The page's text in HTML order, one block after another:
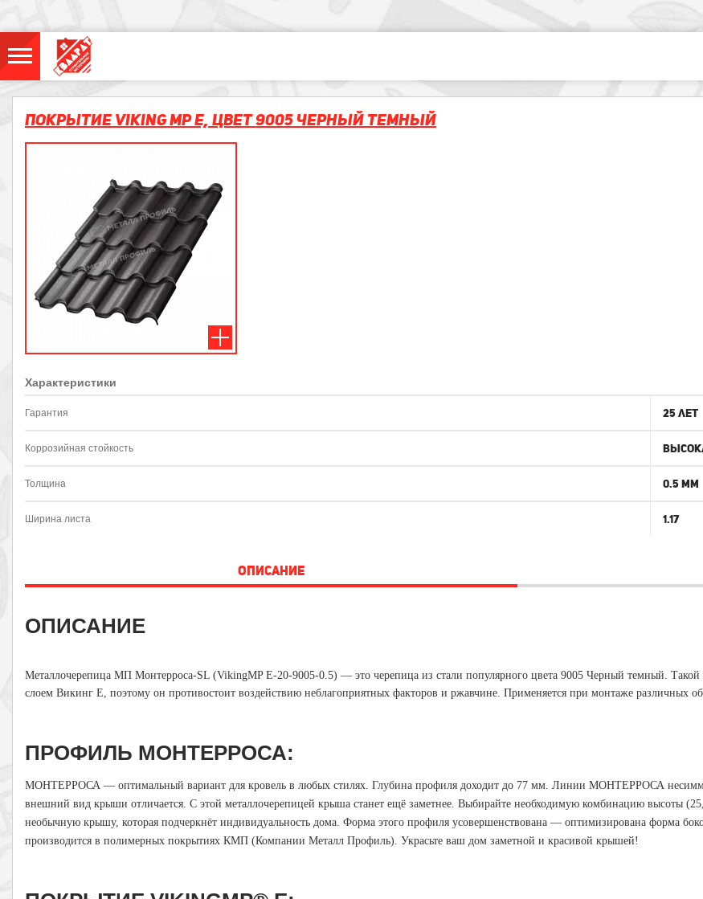
Покрытие VIKING MP E, Цвет 9005 Черный темный
Характеристики
Гарантия 25 лет
Коррозийная стойкость
Толщина 0.5 мм
Ширина листа 1.17
ОПИСАНИЕ
ОПИСАНИЕ
Металлочерепица МП Монтерроса-SL (VikingMP E-20-9005-0.5) — это черепица из стали популярного цвета 9005 Черный темный.
слоем Викинг Е, поэтому он противостоит воздействию неблагоприятных факторов и ржавчине. Применяется при монтаже различных
ПРОФИЛЬ МОНТЕРРОСА:
МОНТЕРРОСА — оптимальный вариант для кровель в любых стилях. Глубина профиля доходит до 77 мм. Линии МОНТЕРРОСА
внешний вид крыши отличается. С этой металлочерепицей крыша станет ещё заметнее. Выбирайте необходимую комбинацию высоты
необычную крышу, которая подчеркнёт индивидуальность дома. Форма этого профиля усовершенствована — оптимизирована форма
производится в полимерных покрытиях КМП (Компании Металл Профиль). Украсьте ваш дом заметной и красивой крышей!